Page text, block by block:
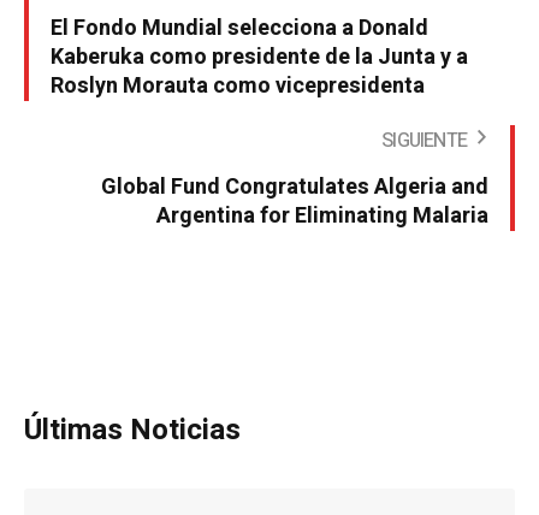
El Fondo Mundial selecciona a Donald
Kaberuka como presidente de la Junta y a
Roslyn Morauta como vicepresidenta
SIGUIENTE
Global Fund Congratulates Algeria and
Argentina for Eliminating Malaria
Últimas Noticias